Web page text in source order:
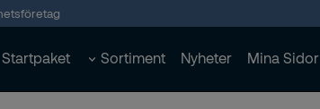
Startpaket Sortiment Nyheter Mina Sidor